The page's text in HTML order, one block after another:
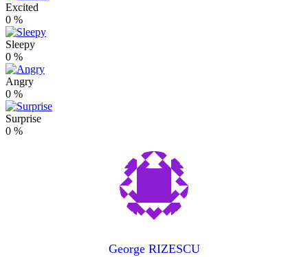
Excited
0 %
Sleepy
0 %
Angry
0 %
Surprise
0 %
George RIZESCU